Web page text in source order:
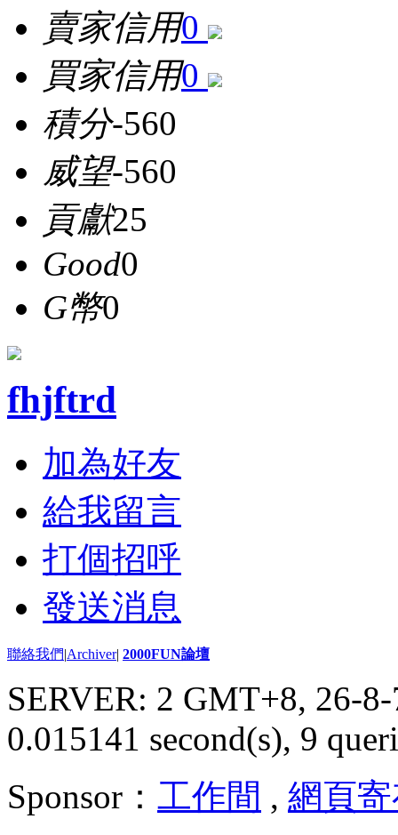
賣家信用0
買家信用0
積分-560
威望-560
貢獻25
Good0
G幣0
fhjftrd
加為好友
給我留言
打個招呼
發送消息
聯絡我們|Archiver| 2000FUN論壇
SERVER: 2 GMT+8, 26-
0.015141 second(s), 9
Sponsor： 工作間 , 網頁